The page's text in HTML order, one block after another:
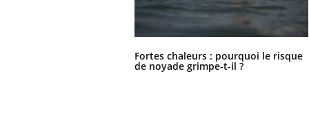
Fortes chaleurs : pourquoi le risque
de noyade grimpe-t-il ?